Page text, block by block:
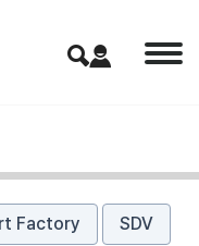
Factory SDV